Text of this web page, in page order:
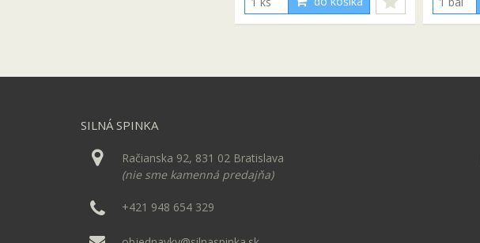
SILNÁ SPINKA
Račianska 92, 831 02 Bratislava
(nie sme kamenná predajňa)
+421 948 654 329